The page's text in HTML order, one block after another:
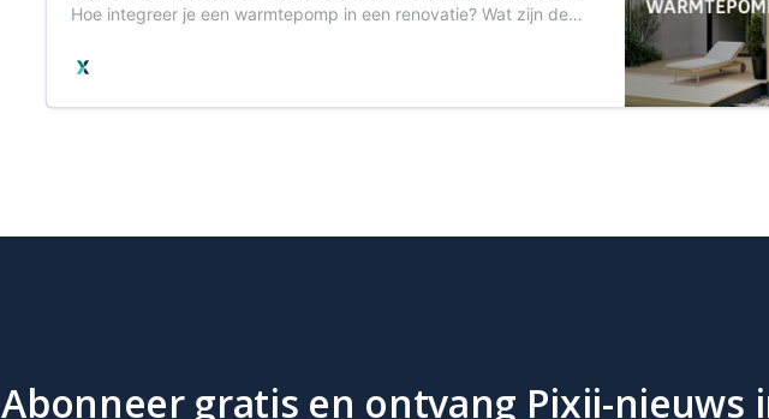
Hoe integreer je een warmtepomp in een renovatie? Wat zijn de
opleiding krijg je antwoord op al je vragen, met tal van
Abonneer gratis en ontvang Pixii-nieuws